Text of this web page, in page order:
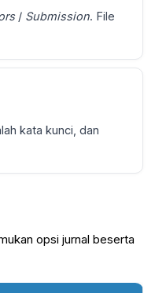
/ Submission. File
kata kunci, dan
opsi jurnal beserta